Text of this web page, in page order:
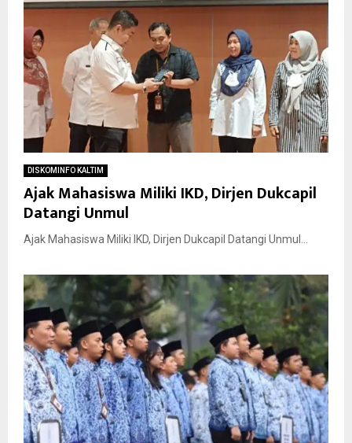
DISKOMINFO KALTIM
Ajak Mahasiswa Miliki IKD, Dirjen Dukcapil
Datangi Unmul
Ajak Mahasiswa Miliki IKD, Dirjen Dukcapil Datangi Unmul...